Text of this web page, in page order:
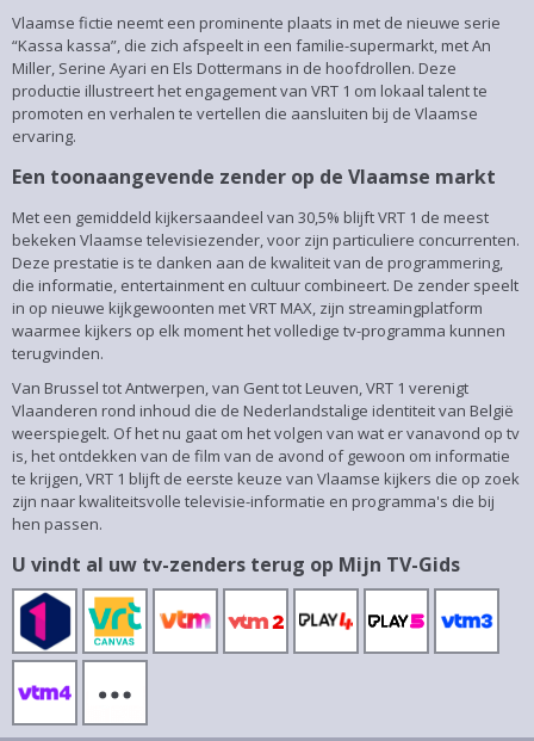
Vlaamse fictie neemt een prominente plaats in met de nieuwe serie
“Kassa kassa”, die zich afspeelt in een familie-supermarkt, met An
Miller, Serine Ayari en Els Dottermans in de hoofdrollen. Deze
productie illustreert het engagement van VRT 1 om lokaal talent te
promoten en verhalen te vertellen die aansluiten bij de Vlaamse
ervaring.
Een toonaangevende zender op de Vlaamse markt
Met een gemiddeld kijkersaandeel van 30,5% blijft VRT 1 de meest
bekeken Vlaamse televisiezender, voor zijn particuliere concurrenten.
Deze prestatie is te danken aan de kwaliteit van de programmering,
die informatie, entertainment en cultuur combineert. De zender speelt
in op nieuwe kijkgewoonten met VRT MAX, zijn streamingplatform
waarmee kijkers op elk moment het volledige tv-programma kunnen
terugvinden.
Van Brussel tot Antwerpen, van Gent tot Leuven, VRT 1 verenigt
Vlaanderen rond inhoud die de Nederlandstalige identiteit van België
weerspiegelt. Of het nu gaat om het volgen van wat er vanavond op tv
is, het ontdekken van de film van de avond of gewoon om informatie
te krijgen, VRT 1 blijft de eerste keuze van Vlaamse kijkers die op zoek
zijn naar kwaliteitsvolle televisie-informatie en programma's die bij
hen passen.
U vindt al uw tv-zenders terug op Mijn TV-Gids